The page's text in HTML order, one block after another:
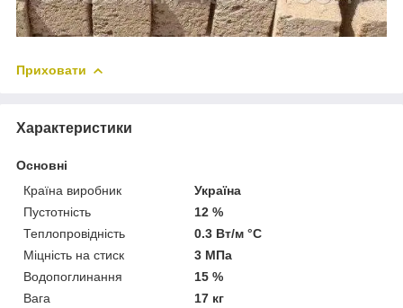
Приховати
Характеристики
Основні
Країна виробник
Україна
Пустотність
12 %
Теплопровідність
0.3 Вт/м °С
Міцність на стиск
3 МПа
Водопоглинання
15 %
Вага
17 кг